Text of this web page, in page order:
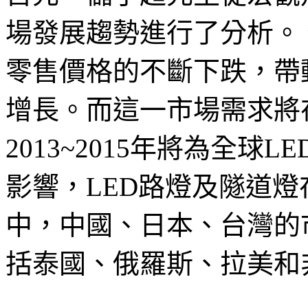
場發展趨勢進行了分析
零售價格的不斷下跌，
增長。而這一市場需求
2013~2015年將為全球
影響，LED路燈及隧道
中，中國、日本、台灣
括泰國、俄羅斯、拉美